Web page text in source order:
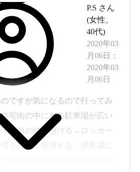
P.S さん
(女性
40代)
2020年03
月06日
：
2020年03
月06日
ですが気になるので行ってみ
宅街の中にある駐車場が広い
駄箱の鍵を預ける→ロッカー
を探して使用する。脱衣場に